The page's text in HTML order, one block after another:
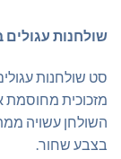
שולחנות
סט שולחנות
מזכוכית מחוסמת
השולחן עשויה
בצבע שחור.